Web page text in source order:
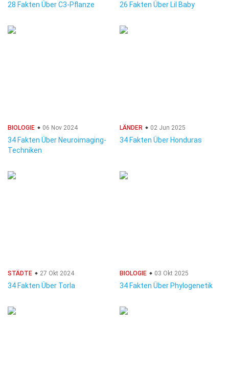
28 Fakten Über C3-Pflanze 26 Fakten Über Lil Baby
BIOLOGIE 06 Nov 2024
34 Fakten Über Neuroimaging-
Techniken
LÄNDER 02 Jun 2025
34 Fakten Über Honduras
STÄDTE 27 Okt 2024
34 Fakten Über Torla
BIOLOGIE 03 Okt 2025
34 Fakten Über Phylogenetik